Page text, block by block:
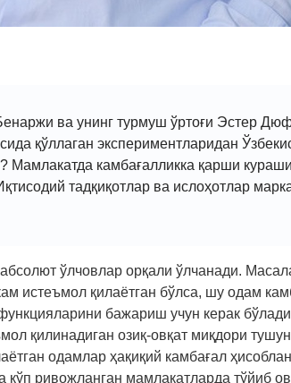
ва унинг турмуш ўртоғи Эстер
қўллаган экспериментларидан
Мамлакатда камбағалликка қарши
тадқиқотлар ва ислоҳотлар
ўлчовлар орқали ўлчанади.
истеъмол қилаётган бўлса, шу одам
бажариш учун керак
қилинадиган озиқ-овқат миқдори
одамлар ҳақиқий камбағал
кўп ривожланган мамлакатларда тўйиб